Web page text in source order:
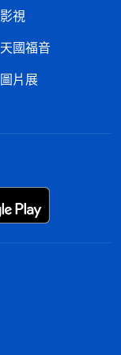
影視
天國福音
圖片展